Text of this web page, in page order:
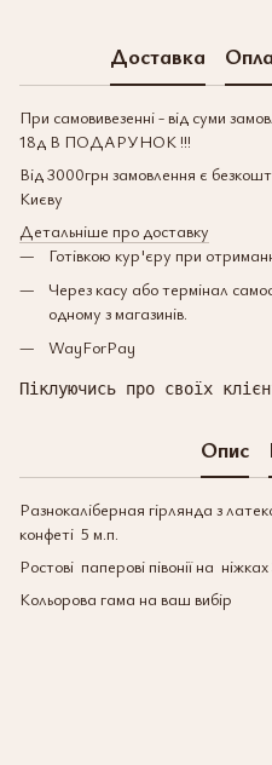
Доставка
При самовивезенні - від суми
18д В ПОДАРУНОК !!!
Від 3000грн замовлення є
Києву
Детальніше про доставку
Готівкою кур'єру при
Через касу або термінал
одному з магазинів.
WayForPay
Піклуючись про своїх
Опис
Разнокаліберная гірлянда з
конфеті 5 м.п.
Ростові паперові півонії на
Кольорова гама на ваш вибір